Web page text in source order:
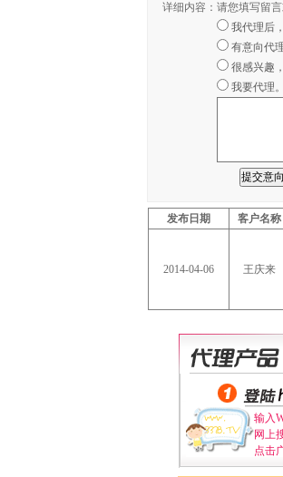
详细内容： 请您填写留
我代理后
有意向代
很感兴趣
我要代理。
发布日期 客户名称
2014-04-06 王庆来
输入
网上
点击